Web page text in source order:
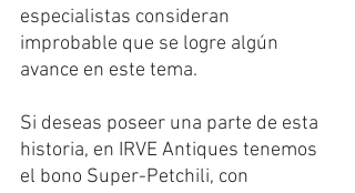
especialistas consideran
improbable que se logre algún
avance en este tema.
Si deseas poseer una parte de esta
historia, en IRVE Antiques tenemos
el bono Super-Petchili, con